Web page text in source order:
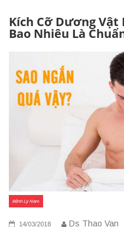
Kích Cỡ Dương
Bao Nhiêu Là
Bệnh Lý Nam
14/03/2018 Ds Thao Van